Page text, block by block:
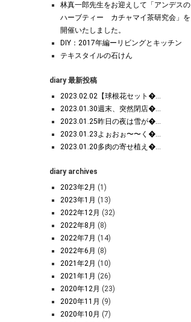
林真一郎先生をお迎えして「アンデスの
ハーブティー カチャマイ茶研究会」を
開催いたしました。
DIY：2017年編ーリビングとキッチン
テキスタイルの石けん
diary 最新投稿
2023.02.02【球根花セット�...
2023.01.30週末、突然閉店�...
2023.01.25昨日の夜は雪が�...
2023.01.23よぉおぉ〜〜く�...
2023.01.20多肉の寄せ植え�...
diary archives
2023年2月 (1)
2023年1月 (13)
2022年12月 (32)
2022年8月 (8)
2022年7月 (14)
2022年6月 (8)
2021年2月 (10)
2021年1月 (26)
2020年12月 (23)
2020年11月 (9)
2020年10月 (7)